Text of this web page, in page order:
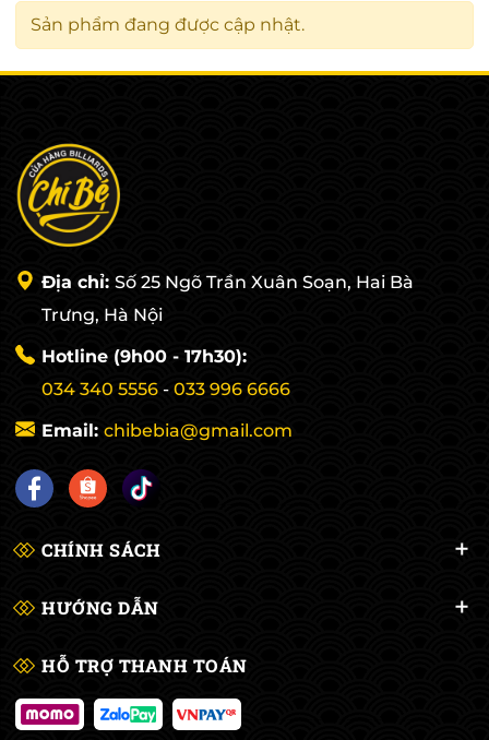
Sản phẩm đang được cập nhật.
Địa chỉ: Số 25 Ngõ Trần Xuân Soạn, Hai Bà
Trưng, Hà Nội
Hotline (9h00 - 17h30):
034 340 5556 - 033 996 6666
Email: chibebia@gmail.com
CHÍNH SÁCH
HƯỚNG DẪN
HỖ TRỢ THANH TOÁN